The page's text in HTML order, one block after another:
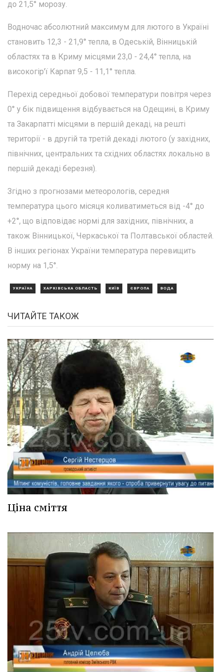
до 21,5° морозу.
Водночас абсолютний максимум для лютого в Україні
становить 12,3 - 21,9° тепла, в Одеській, Вінницькій
областях та в Криму місцями 23,0 - 24,4° тепла, на
високогір'ї Карпат 9,5 - 11,1° тепла.
Перехід середньої добової температури повітря через
0° у бік підвищення відбувається на Одещині, в Криму
та Закарпатті місцями в першій декаді, на решті
території - в другій та третій декаді лютого (у західних,
північних, центральних та східних областях локально в
першій декаді березня).
Згідно з прогнозами метеорологів, середня
температура цього місяця коливатиметься від -4° до
+2°, що відповідає нормі для західних, північних, а
також Вінницької, Черкаської та Полтавської областей.
В інших регіонах України температура перевищить
норму на 1,5°.
УКРАЇНА ХАРКІВСЬКА ОБЛАСТЬ КИЇВ ЄВРОПА ВОДА
ЧИТАЙТЕ ТАКОЖ
Ціна сміття